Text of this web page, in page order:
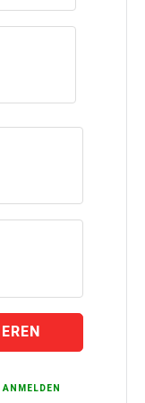
ANMELDEN